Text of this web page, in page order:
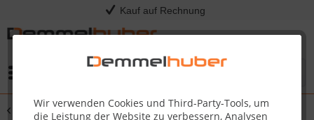
Kauf auf Rechnung
Wir verwenden Cookies und Third-Party-Tools, um
die Leistung der Website zu verbessern, Analysen
Übersicht Sonstige Ersatzteile